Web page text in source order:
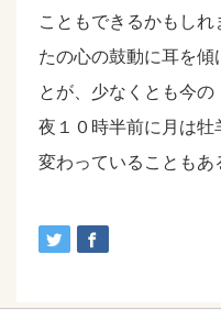
こともできるかもし
たの心の鼓動に耳を傾
とが、少なくとも今
夜１０時半前に月は
変わっていることもあ